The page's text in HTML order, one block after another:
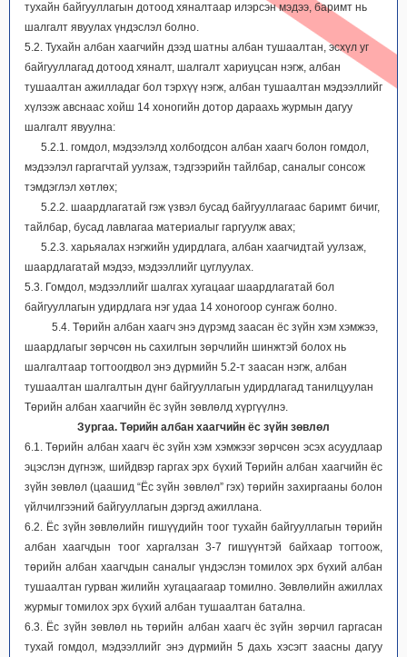
тухайн байгууллагын дотоод хяналтаар илэрсэн мэдээ, баримт нь
шалгалт явуулах үндэслэл болно.
5.2. Тухайн албан хаагчийн дээд шатны албан тушаалтан, эсхүл уг
байгууллагад дотоод хяналт, шалгалт хариуцсан нэгж, албан
тушаалтан ажилладаг бол тэрхүү нэгж, албан тушаалтан мэдээллийг
хүлээж авснаас хойш 14 хоногийн дотор дараахь журмын дагуу
шалгалт явуулна:
5.2.1. гомдол, мэдээлэлд холбогдсон албан хаагч болон гомдол,
мэдээлэл гаргагчтай уулзаж, тэдгээрийн тайлбар, саналыг сонсож
тэмдэглэл хөтлөх;
5.2.2. шаардлагатай гэж үзвэл бусад байгууллагаас баримт бичиг,
тайлбар, бусад лавлагаа материалыг гаргуулж авах;
5.2.3. харьяалах нэгжийн удирдлага, албан хаагчидтай уулзаж,
шаардлагатай мэдээ, мэдээллийг цуглуулах.
5.3. Гомдол, мэдээллийг шалгах хугацааг шаардлагатай бол
байгууллагын удирдлага нэг удаа 14 хоногоор сунгаж болно.
5.4. Төрийн албан хаагч энэ дүрэмд заасан ёс зүйн хэм хэмжээ,
шаардлагыг зөрчсөн нь сахилгын зөрчлийн шинжтэй болох нь
шалгалтаар тогтоогдвол энэ дүрмийн 5.2-т заасан нэгж, албан
тушаалтан шалгалтын дүнг байгууллагын удирдлагад танилцуулан
Төрийн албан хаагчийн ёс зүйн зөвлөлд хүргүүлнэ.
Зургаа. Төрийн албан хаагчийн ёс зүйн зөвлөл
6.1. Төрийн албан хаагч ёс зүйн хэм хэмжээг зөрчсөн эсэх асуудлаар
эцэслэн дүгнэж, шийдвэр гаргах эрх бүхий Төрийн албан хаагчийн ёс
зүйн зөвлөл (цаашид “Ёс зүйн зөвлөл” гэх) төрийн захиргааны болон
үйлчилгээний байгууллагын дэргэд ажиллана.
6.2. Ёс зүйн зөвлөлийн гишүүдийн тоог тухайн байгууллагын төрийн
албан хаагчдын тоог харгалзан 3-7 гишүүнтэй байхаар тогтоож,
төрийн албан хаагчдын саналыг үндэслэн томилох эрх бүхий албан
тушаалтан гурван жилийн хугацаагаар томилно. Зөвлөлийн ажиллах
журмыг томилох эрх бүхий албан тушаалтан батална.
6.3. Ёс зүйн зөвлөл нь төрийн албан хаагч ёс зүйн зөрчил гаргасан
тухай гомдол, мэдээллийг энэ дүрмийн 5 дахь хэсэгт заасны дагуу